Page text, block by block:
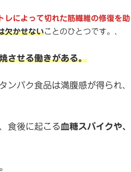
レによって切れた筋繊維の修復を助
欠かせないことのひとつです。、
させる働きがある。
ンパク食品は満腹感が得られ、
食後に起こる血糖スパイクや、